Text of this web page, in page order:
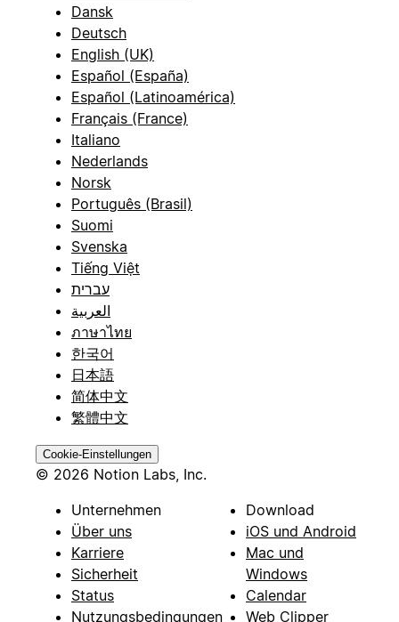
Dansk
Deutsch
English (UK)
Español (España)
Español (Latinoamérica)
Français (France)
Italiano
Nederlands
Norsk
Português (Brasil)
Suomi
Svenska
Tiếng Việt
עברית
العربية
ภาษาไทย
한국어
日本語
简体中文
繁體中文
Cookie-Einstellungen
© 2026 Notion Labs, Inc.
Unternehmen
Über uns
Karriere
Sicherheit
Status
Nutzungsbedingungen
Download
iOS und Android
Mac und
Windows
Calendar
Web Clipper